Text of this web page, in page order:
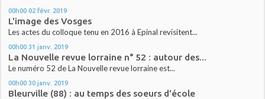
00h00 02 févr. 2019
L'image des Vosges
Les actes du colloque tenu en 2016 à Epinal revisitent...
00h00 31 janv. 2019
La Nouvelle revue lorraine n° 52 : autour des...
Le numéro 52 de La Nouvelle revue lorraine est...
00h00 30 janv. 2019
Bleurville (88) : au temps des soeurs d'école